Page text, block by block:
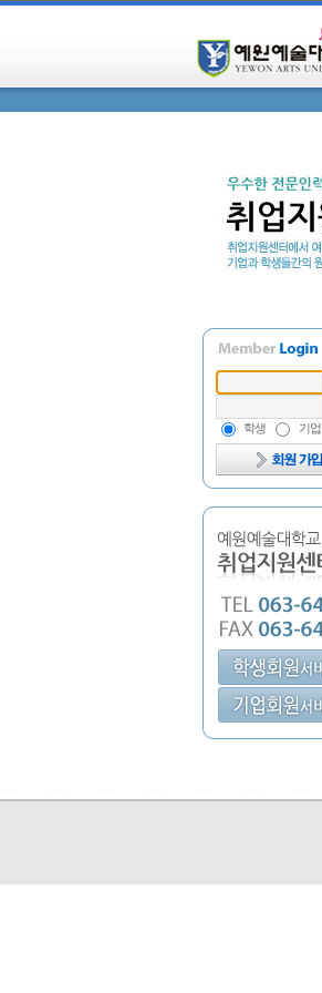
학생 기업